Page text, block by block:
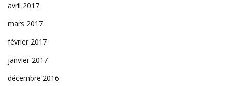
avril 2017
mars 2017
février 2017
janvier 2017
décembre 2016